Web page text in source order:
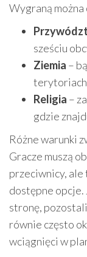
Wygraną
sześciu
Ziemia –
Religia –
gdzie
Różne warunki
Gracze muszą
przeciwnicy, ale
dostępne opcje.
stronę,
równie często
wciągnięci w